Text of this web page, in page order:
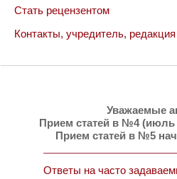
Стать рецензентом
Контакты, учредитель, редакция
Уважаемые
Прием статей в №4 (июль
Прием статей в №5
Ответы на часто